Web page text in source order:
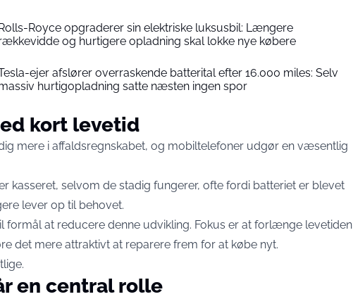
Royce opgraderer sin elektriske luksusbil: Længere
og hurtigere opladning skal lokke nye købere
ejer afslører overraskende batterital efter 16.000 miles: Selv
hurtigopladning satte næsten ingen spor
kort levetid
mere i affaldsregnskabet, og mobiltelefoner udgør en væsentlig
kasseret, selvom de stadig fungerer, ofte fordi batteriet er blevet
lever op til behovet.
formål at reducere denne udvikling. Fokus er at forlænge levetiden
det mere attraktivt at reparere frem for at købe nyt.
.
en central rolle